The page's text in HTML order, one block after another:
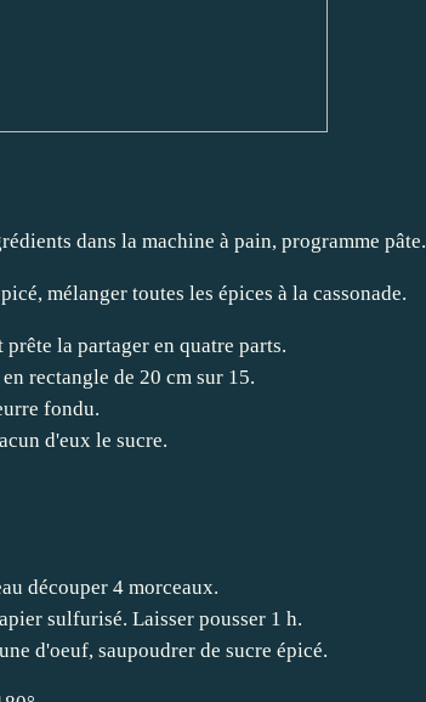
dans la machine à pain, programme pâte.
mélanger toutes les épices à la cassonade.
prête la partager en quatre parts.
rectangle de 20 cm sur 15.
fondu.
d'eux le sucre.
découper 4 morceaux.
sulfurisé. Laisser pousser 1 h.
d'oeuf, saupoudrer de sucre épicé.